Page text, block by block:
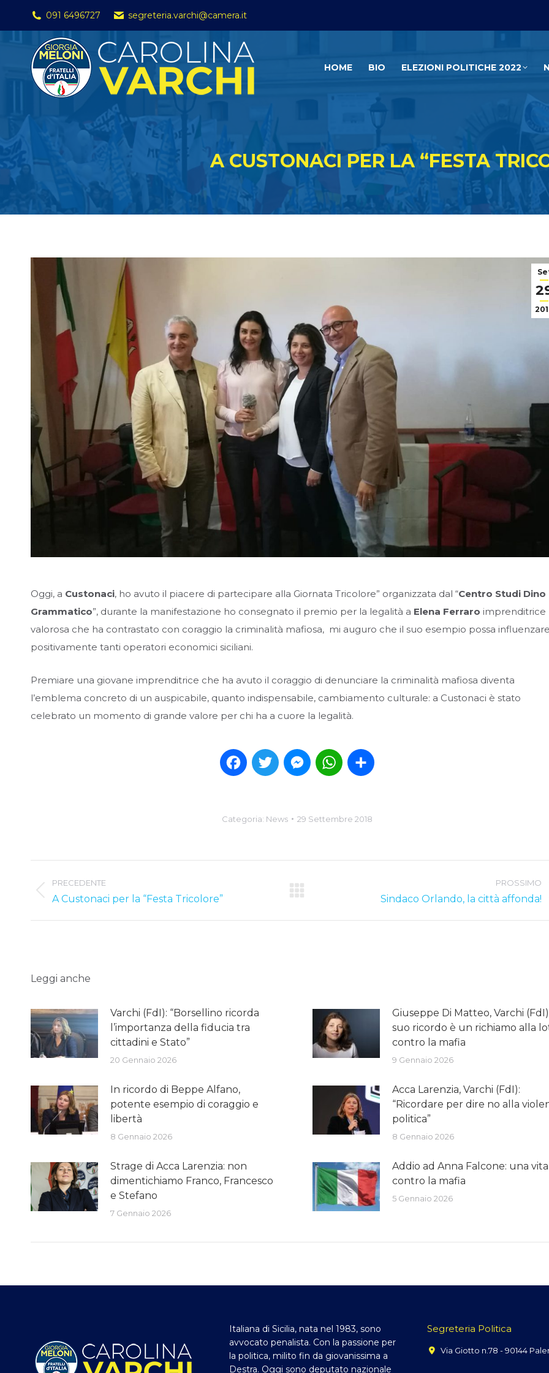
091 6496727 segreteria.varchi@camera.it
HOME BIO ELEZIONI POLITICHE 2022
A CUSTONACI PER LA “FESTA
Oggi, a Custonaci, ho avuto il piacere di partecipare alla Giornata Tricolore” organizzata dal “Centro Studi Dino
Grammatico”, durante la manifestazione ho consegnato il premio per la legalità a Elena Ferraro imprenditrice
valorosa che ha contrastato con coraggio la criminalità mafiosa, mi auguro che il suo esempio possa influenzare
positivamente tanti operatori economici siciliani.
Premiare una giovane imprenditrice che ha avuto il coraggio di denunciare la criminalità mafiosa diventa
l’emblema concreto di un auspicabile, quanto indispensabile, cambiamento culturale: a Custonaci è stato
celebrato un momento di grande valore per chi ha a cuore la legalità.
FacebookTwitterMessengerWhatsAppCondividi
Categoria: News 29 Settembre 2018
navigation
PRECEDENTE
Previous
A Custonaci per la “Festa Tricolore”
PROSSIMO
Sindaco Orlando, la città affonda!
Leggi anche
Varchi (FdI): “Borsellino ricorda
l’importanza della fiducia tra
cittadini e Stato”
20 Gennaio 2026
Giuseppe Di Matteo, Varchi (FdI):
suo ricordo è un richiamo alla
contro la mafia
9 Gennaio 2026
In ricordo di Beppe Alfano,
potente esempio di coraggio e
libertà
8 Gennaio 2026
Acca Larenzia, Varchi (FdI):
“Ricordare per dire no alla
politica”
8 Gennaio 2026
Strage di Acca Larenzia: non
dimentichiamo Franco, Francesco
e Stefano
7 Gennaio 2026
Addio ad Anna Falcone: una vita
contro la mafia
5 Gennaio 2026
Italiana di Sicilia, nata nel 1983, sono
avvocato penalista. Con la passione per
la politica, milito fin da giovanissima a
Destra. Oggi sono deputato nazionale
Segreteria Politica
Via Giotto n.78 - 90144